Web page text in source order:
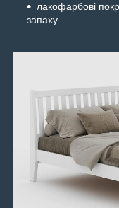
лакофарбові
запаху.